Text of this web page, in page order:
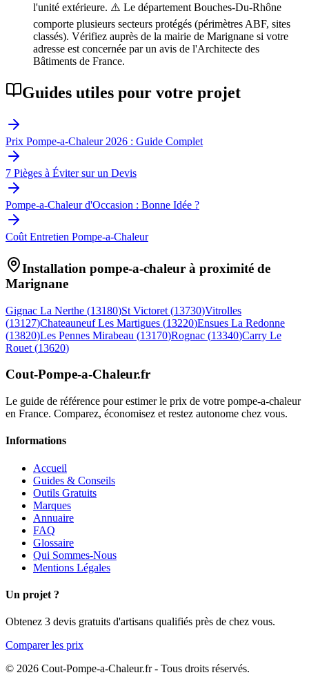
l'unité extérieure. ⚠️ Le département Bouches-Du-Rhône
comporte plusieurs secteurs protégés (périmètres ABF, sites
classés). Vérifiez auprès de la mairie de Marignane si votre
adresse est concernée par un avis de l'Architecte des
Bâtiments de France.
Guides utiles pour votre projet
Prix Pompe-a-Chaleur 2026 : Guide Complet
7 Pièges à Éviter sur un Devis
Pompe-a-Chaleur d'Occasion : Bonne Idée ?
Coût Entretien Pompe-a-Chaleur
Installation pompe-a-chaleur à proximité de
Marignane
Gignac La Nerthe (13180)St Victoret (13730)Vitrolles
(13127)Chateauneuf Les Martigues (13220)Ensues La Redonne
(13820)Les Pennes Mirabeau (13170)Rognac (13340)Carry Le
Rouet (13620)
Cout-Pompe-a-Chaleur.fr
Le guide de référence pour estimer le prix de votre pompe-a-chaleur
en France. Comparez, économisez et restez autonome chez vous.
Informations
Accueil
Guides & Conseils
Outils Gratuits
Marques
Annuaire
FAQ
Glossaire
Qui Sommes-Nous
Mentions Légales
Un projet ?
Obtenez 3 devis gratuits d'artisans qualifiés près de chez vous.
Comparer les prix
© 2026 Cout-Pompe-a-Chaleur.fr - Tous droits réservés.